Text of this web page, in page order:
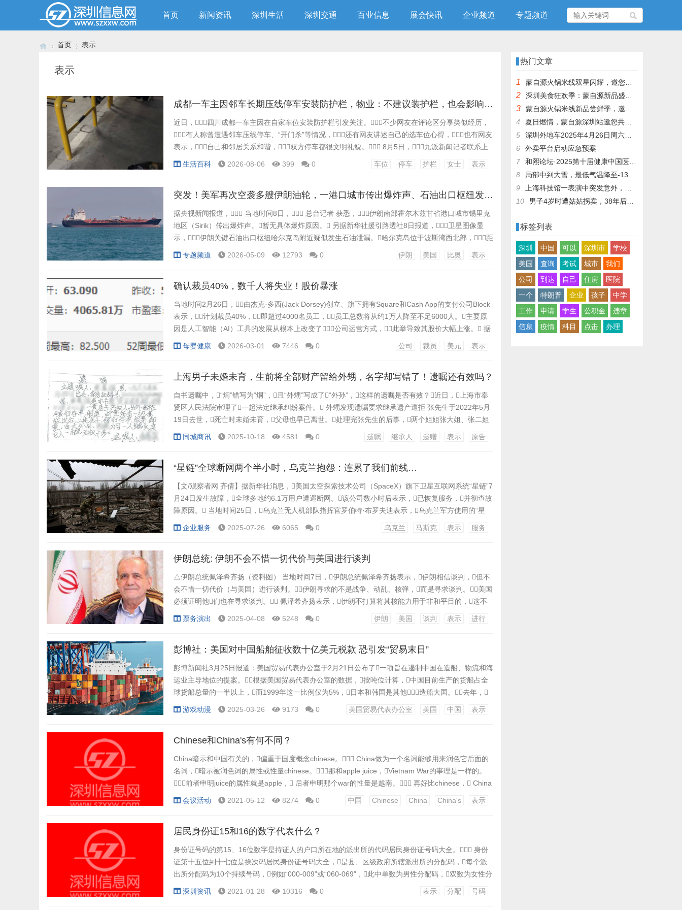
首页 新闻资讯 深圳生活 深圳交通 百业信息 展会快讯 企业频道 专题频道
首页 表示
表示
成都一车主因邻车长期压线停车安装防护栏，物业：不建议装护栏，也会影响自身停车
近日，四川成都一车主因在自家车位安装防护栏引发关注。不少网友在评论区分享类似经历，
有人称曾遭遇邻车压线停车、“开门杀”等情况，还有网友讲述自己的选车位心得，也有网友
表示，自己和邻居关系和谐，双方停车都很文明礼貌。 8月5日，九派新闻记者联系上
当事车主王女士（化姓），她表示，旁边车位的车主经常压线甚至过线停车，导致两辆车
生活百科 2026-08-06 399 0 车位 停车 护栏 女士 表示
突发！美军再次空袭多艘伊朗油轮，一港口城市传出爆炸声、石油出口枢纽发生泄漏，伊朗强烈谴责
据央视新闻报道， 当地时间8日， 总台记者 获悉，伊朗南部霍尔木兹甘省港口城市锡里克
地区（Sirik）传出爆炸声。暂无具体爆炸原因。 另据新华社援引路透社8日报道，卫星图像显
示，伊朗关键石油出口枢纽哈尔克岛附近疑似发生石油泄漏。哈尔克岛位于波斯湾西北部，距
离伊朗海岸大约25公里，长约6公里、宽约3公里，是伊朗最大原油出口基地，伊朗90%的
专题频道 2026-05-09 12793 0 伊朗 美国 比奥 表示
确认裁员40%，数千人将失业！股价暴涨
当地时间2月26日，由杰克·多西(Jack Dorsey)创立、旗下拥有Square和Cash App的支付公司Block
表示，计划裁员40%，即超过4000名员工，员工总数将从约1万人降至不足6000人。主要原
因是人工智能（AI）工具的发展从根本上改变了公司运营方式，此举导致其股价大幅上涨。 据
报道，多西在致股东的一封信中提到，人工智能(AI)工具是此次裁员的原因。“核心逻辑很简单，
母婴健康 2026-03-01 7446 0 公司 裁员 美元 表示
上海男子未婚未育，生前将全部财产留给外甥，名字却写错了！遗嘱还有效吗？
自书遗嘱中，“炯”错写为“烔”，且“外甥”写成了“外孙”，这样的遗嘱是否有效？近日，上海市奉
贤区人民法院审理了一起法定继承纠纷案件。 外甥发现遗嘱要求继承遗产遭拒 张先生于2022年5月
19日去世，死亡时未婚未育，父母也早已离世。处理完张先生的后事，两个姐姐张大姐、张二姐
就遗产继承事宜申请了公证。2022年11月28日公证处作出公证，张先生遗产由张大姐、张二姐二
同城商讯 2025-10-18 4581 0 遗嘱 继承人 遗赠 表示 原告
“星链”全球断网两个半小时，乌克兰抱怨：连累了我们前线…
【文/观察者网 齐倩】据新华社消息，美国太空探索技术公司（SpaceX）旗下卫星互联网系统“星链”7
月24日发生故障，全球多地约6.1万用户遭遇断网。该公司数小时后表示，已恢复服务，并彻查故
障原因。 当地时间25日，乌克兰无人机部队指挥官罗伯特·布罗夫迪表示，乌克兰军方使用的“星
链”系统在24日晚间至25日凌晨中断了两个半小时。 “整个前线的星链系统都已瘫痪，”布罗夫迪24
企业服务 2025-07-26 6065 0 乌克兰 马斯克 表示 服务
伊朗总统: 伊朗不会不惜一切代价与美国进行谈判
△伊朗总统佩泽希齐扬（资料图） 当地时间7日，伊朗总统佩泽希齐扬表示，伊朗相信谈判，但不
会不惜一切代价（与美国）进行谈判。伊朗寻求的不是战争、动乱、核弹，而是寻求谈判。美国
必须证明他们也在寻求谈判。 佩泽希齐扬表示，伊朗不打算将其核能力用于非和平目的，这不
仅是政府的决定，也是伊朗最高领袖的决定，“伊朗相信谈判，但不会接受羞辱性谈判。” 新闻多
票务演出 2025-04-08 5248 0 伊朗 美国 谈判 表示 进行
彭博社：美国对中国船舶征收数十亿美元税款 恐引发“贸易末日”
彭博新闻社3月25日报道：美国贸易代表办公室于2月21日公布了一项旨在遏制中国在造船、物流和海
运业主导地位的提案。根据美国贸易代表办公室的数据，按吨位计算，中国目前生产的货船占全
球货船总量的一半以上，而1999年这一比例仅为5%，日本和韩国是其他造船大国。去年，
美国造船厂仅建造了0.01%的货船，而美国贸易代表办公室正着眼于重振长期处于停滞状态的美国商
游戏动漫 2025-03-26 9173 0 美国贸易代表办公室 美国 中国 表示
Chinese和China's有何不同？
China暗示和中国有关的，偏重于国度概念chinese。 China做为一个名词能够用来润色它后面的
名词，暗示被润色词的属性或性量chinese。那和apple juice，Vietnam War的事理是一样的。
前者申明juice的属性就是apple， 后者申明那个war的性量是越南。 再好比chinese， China
team 中国团队（傍边是能够有外国人的）China trip 去中国的游览China phone number 中国的手机
会议活动 2021-05-12 8274 0 中国 Chinese China China's 表示
居民身份证15和16的数字代表什么？
身份证号码的第15、16位数字是持证人的户口所在地的派出所的代码居民身份证号码大全。 身份
证第十五位到十七位是挨次码居民身份证号码大全，是县、区级政府所辖派出所的分配码，每个派
出所分配码为10个持续号码，例如“000-009”或“060-069”，此中单数为男性分配码，双数为女性分
配码， 如遇同年同月同日有两人以上时顺延第二、第三、第四、第五个分配码居民身份证号码大全。
深圳资讯 2021-01-28 10316 0 表示 分配 号码
热门文章
1 蒙自源火锅米线双星闪耀，邀您共享辣爽夏日盛宴！
2 深圳美食狂欢季：蒙自源新品盛宴邀您品尝
3
蒙自源火锅米线新品尝鲜季，邀您共享味蕾盛宴！
4
夏日燃情，蒙自源深圳站邀您共赴美食盛宴！
5
深圳外地车2025年4月26日周六限行吗
6
外卖平台启动应急预案
7
和熙论坛·2025第十届健康中国医药连锁发展论坛在泰州举办
8
局部中到大雪，最低气温降至-13℃，济南今冬的第一场雪，或跟去年同一时间！
9
上海科技馆一表演中突发意外，机器人从高处坠落摔毁
10
男子4岁时遭姑姑拐卖，38年后终回家认亲！聋哑父母苦寻多年，母亲已抱憾离世丨红星寻人
标签列表
深圳 中国 可以 深圳市
学校
美国
查询 考试 城市
我们
公司
到达 自己 住房
医院
一个
特朗普 企业 孩子
中学
工作
申请 学生 公积金
违章
信息
疫情 科目 点击 办理